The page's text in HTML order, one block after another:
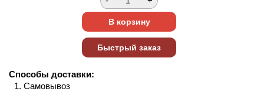
Способы доставки:
Самовывоз